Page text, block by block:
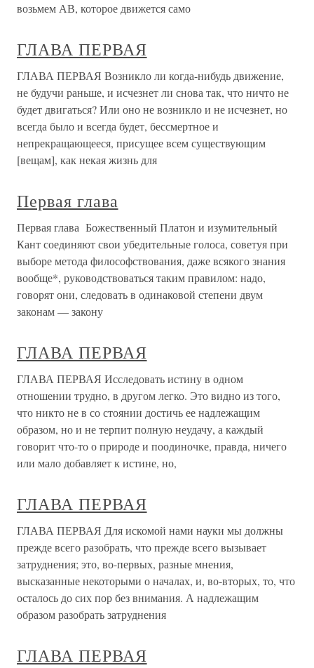
возьмем АВ, которое движется само
ГЛАВА ПЕРВАЯ
ГЛАВА ПЕРВАЯ Возникло ли когда-нибудь движение,
не будучи раньше, и исчезнет ли снова так, что ничто не
будет двигаться? Или оно не возникло и не исчезнет, но
всегда было и всегда будет, бессмертное и
непрекращающееся, присущее всем существующим
[вещам], как некая жизнь для
Первая глава
Первая глава Божественный Платон и изумительный
Кант соединяют свои убедительные голоса, советуя при
выборе метода философствования, даже всякого знания
вообще*, руководствоваться таким правилом: надо,
говорят они, следовать в одинаковой степени двум
законам — закону
ГЛАВА ПЕРВАЯ
ГЛАВА ПЕРВАЯ Исследовать истину в одном
отношении трудно, в другом легко. Это видно из того,
что никто не в со стоянии достичь ее надлежащим
образом, но и не терпит полную неудачу, а каждый
говорит что-то о природе и поодиночке, правда, ничего
или мало добавляет к истине, но,
ГЛАВА ПЕРВАЯ
ГЛАВА ПЕРВАЯ Для искомой нами науки мы должны
прежде всего разобрать, что прежде всего вызывает
затруднения; это, во-первых, разные мнения,
высказанные некоторыми о началах, и, во-вторых, то, что
осталось до сих пор без внимания. А надлежащим
образом разобрать затруднения
ГЛАВА ПЕРВАЯ